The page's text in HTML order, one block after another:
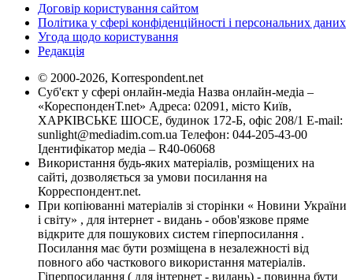
Договір користування сайтом
Політика у сфері конфіденційності і персональних даних
Угода щодо користування
Редакція
© 2000-2026, Korrespondent.net
Суб'єкт у сфері онлайн-медіа Назва онлайн-медіа –
«КореспонденТ.net» Адреса: 02091, місто Київ,
ХАРКІВСЬКЕ ШОСЕ, будинок 172-Б, офіс 208/1 E-mail:
sunlight@mediadim.com.ua Телефон: 044-205-43-00
Ідентифікатор медіа – R40-06068
Використання будь-яких матеріалів, розміщених на
сайті, дозволяється за умови посилання на
Корреспондент.net.
При копіюванні матеріалів зі сторінки « Новини України
і світу» , для інтернет - видань - обов'язкове пряме
відкрите для пошукових систем гіперпосилання .
Посилання має бути розміщена в незалежності від
повного або часткового використання матеріалів.
Гіперпосилання ( для інтернет - видань) - повинна бути